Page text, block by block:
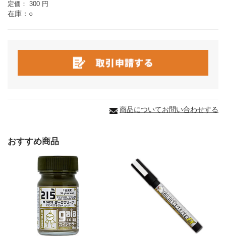
定価： 300 円
在庫：○
商品についてお問い合わせする
おすすめ商品